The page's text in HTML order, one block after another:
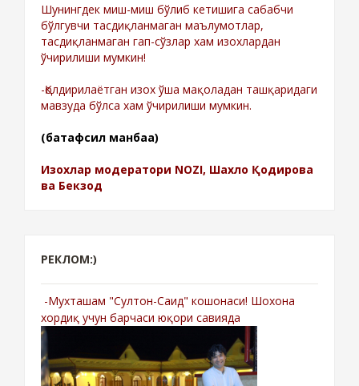
Шунингдек миш-миш бўлиб кетишига сабабчи
бўлгувчи тасдиқланмаган маълумотлар,
тасдиқланмаган гап-сўзлар хам изохлардан
ўчирилиши мумкин!
-Қолдирилаётган изох ўша мақоладан ташқаридаги
мавзуда бўлса хам ўчирилиши мумкин.
(батафсил манбаа)
Изохлар модератори NOZI, Шахло Қодирова
ва Бекзод
РЕКЛОМ:)
-Мухташам "Султон-Саид" кошонаси! Шохона
хордиқ учун барчаси юқори савияда